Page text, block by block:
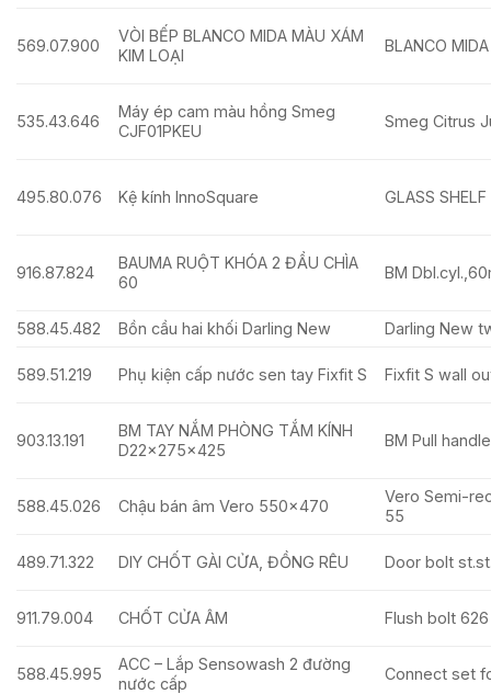
569.07.900
VÒI BẾP BLANCO MIDA MÀU XÁM
KIM LOẠI
BLANCO
535.43.646
Máy ép cam màu hồng Smeg
CJF01PKEU
Smeg Citrus
495.80.076 Kệ kính InnoSquare GLASS
916.87.824
BAUMA RUỘT KHÓA 2 ĐẦU CHÌA
60
BM
588.45.482 Bồn cầu hai khối Darling New Darling New
589.51.219 Phụ kiện cấp nước sen tay Fixfit S Fixfit S wall
903.13.191
BM TAY NẮM PHÒNG TẮM KÍNH
D22x275x425
BM Pull
588.45.026 Chậu bán âm Vero 550×470
Vero Semi-
55
489.71.322 DIY CHỐT GÀI CỬA, ĐỒNG RÊU Door bolt
911.79.004 CHỐT CỬA ÂM Flush bolt 626
588.45.995
ACC – Lắp Sensowash 2 đường
nước cấp
Connect set